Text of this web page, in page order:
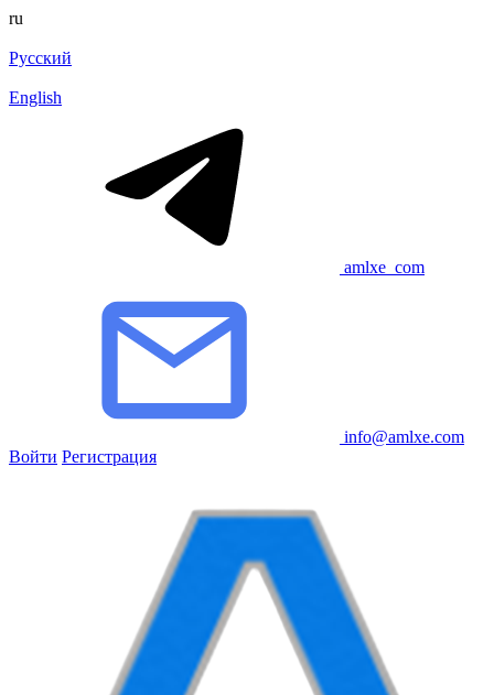
ru
Русский
English
amlxe_com
info@amlxe.com
Войти Регистрация